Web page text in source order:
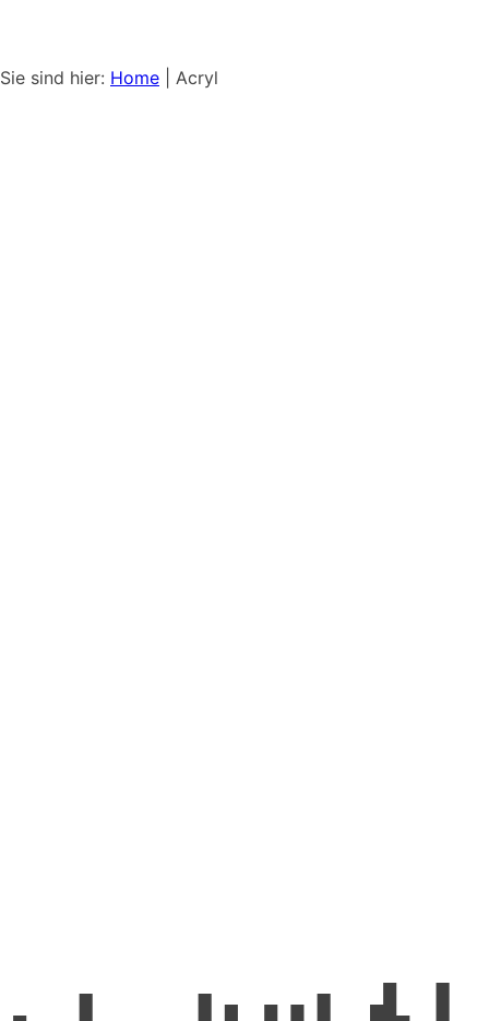
Sie sind hier: Home Acryl